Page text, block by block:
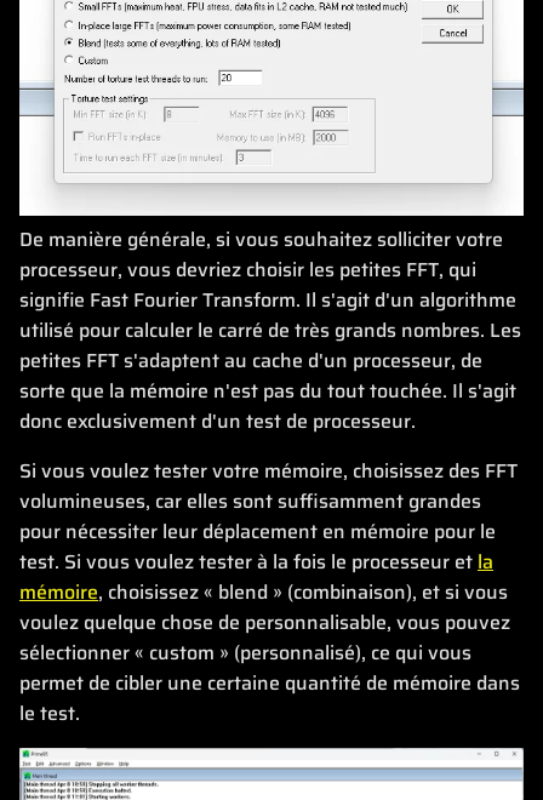
De manière générale, si vous souhaitez solliciter votre
processeur, vous devriez choisir les petites FFT, qui
signifie Fast Fourier Transform. Il s'agit d'un algorithme
utilisé pour calculer le carré de très grands nombres. Les
petites FFT s'adaptent au cache d'un processeur, de
sorte que la mémoire n'est pas du tout touchée. Il s'agit
donc exclusivement d'un test de processeur.
Si vous voulez tester votre mémoire, choisissez des FFT
volumineuses, car elles sont suffisamment grandes
pour nécessiter leur déplacement en mémoire pour le
test. Si vous voulez tester à la fois le processeur etla
mémoire, choisissez « blend » (combinaison), et si vous
voulez quelque chose de personnalisable, vous pouvez
sélectionner « custom » (personnalisé), ce qui vous
permet de cibler une certaine quantité de mémoire dans
le test.